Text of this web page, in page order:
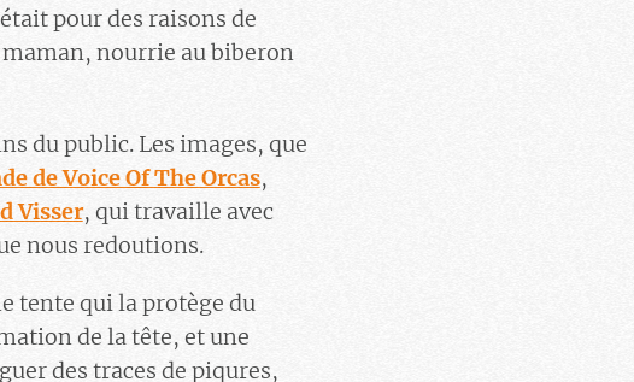
pour des raisons de
nourrie au biberon
du public. Les images, que
de Voice Of The Orcas,
Visser, qui travaille avec
nous redoutions.
tente qui la protège du
de la tête, et une
des traces de piqures,